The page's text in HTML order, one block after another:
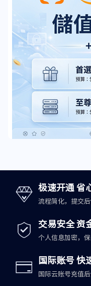
极速开通 省
流程简化，提交
交易安全 资
个人信息加密，保
国际账号 快
国际云账号充值